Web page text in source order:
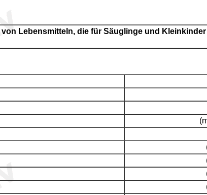
Lebensmitteln, die für Säuglinge und